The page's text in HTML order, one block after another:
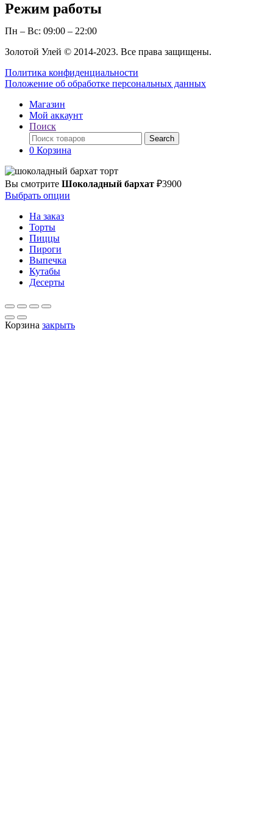
Режим работы
Пн – Вс: 09:00 – 22:00
Золотой Улей © 2014-2023. Все права защищены.
Политика конфиденциальности
Положение об обработке персональных данных
Магазин
Мой аккаунт
Поиск
Поиск
по:
Search
0 Корзина
Вы смотрите Шоколадный бархат ₽3900
Выбрать опции
На заказ
Торты
Пиццы
Пироги
Выпечка
Кутабы
Десерты
Корзина закрыть